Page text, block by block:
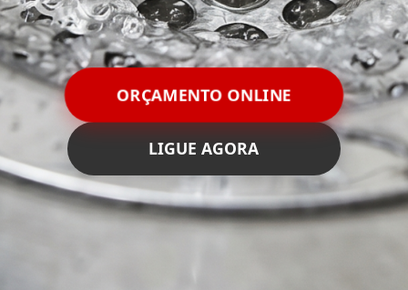
ORÇAMENTO ONLINE
LIGUE AGORA